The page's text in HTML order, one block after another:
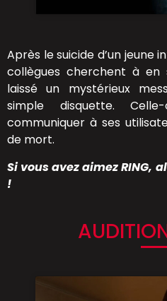
Après le suicide d’un jeune
collègues cherchent à en
laissé un mystérieux
simple disquette.
communiquer à ses
de mort.
Si vous avez aimez RING,
!